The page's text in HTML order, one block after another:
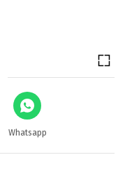
Whatsapp